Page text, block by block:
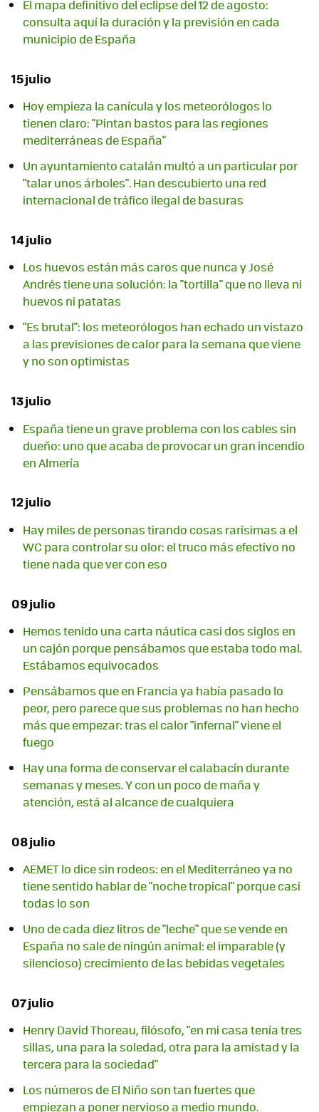
El mapa definitivo del eclipse del 12 de agosto:
consulta aquí la duración y la previsión en cada
municipio de España
15 julio
Hoy empieza la canícula y los meteorólogos lo
tienen claro: "Pintan bastos para las regiones
mediterráneas de España"
Un ayuntamiento catalán multó a un particular por
"talar unos árboles". Han descubierto una red
internacional de tráfico ilegal de basuras
14 julio
Los huevos están más caros que nunca y José
Andrés tiene una solución: la "tortilla" que no lleva ni
huevos ni patatas
"Es brutal": los meteorólogos han echado un vistazo
a las previsiones de calor para la semana que viene
y no son optimistas
13 julio
España tiene un grave problema con los cables sin
dueño: uno que acaba de provocar un gran incendio
en Almería
12 julio
Hay miles de personas tirando cosas rarísimas a el
WC para controlar su olor: el truco más efectivo no
tiene nada que ver con eso
09 julio
Hemos tenido una carta náutica casi dos siglos en
un cajón porque pensábamos que estaba todo mal.
Estábamos equivocados
Pensábamos que en Francia ya había pasado lo
peor, pero parece que sus problemas no han hecho
más que empezar: tras el calor "infernal" viene el
fuego
Hay una forma de conservar el calabacín durante
semanas y meses. Y con un poco de maña y
atención, está al alcance de cualquiera
08 julio
AEMET lo dice sin rodeos: en el Mediterráneo ya no
tiene sentido hablar de "noche tropical" porque casi
todas lo son
Uno de cada diez litros de "leche" que se vende en
España no sale de ningún animal: el imparable (y
silencioso) crecimiento de las bebidas vegetales
07 julio
Henry David Thoreau, filósofo, "en mi casa tenía tres
sillas, una para la soledad, otra para la amistad y la
tercera para la sociedad"
Los números de El Niño son tan fuertes que
empiezan a poner nervioso a medio mundo.